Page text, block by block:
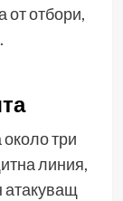
от отбори,
три
линия,